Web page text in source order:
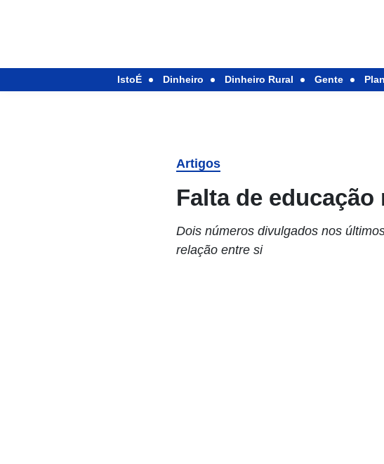
IstoÉ Dinheiro Dinheiro Rural Gente
Artigos
Falta de educação
Dois números divulgados nos
relação entre si